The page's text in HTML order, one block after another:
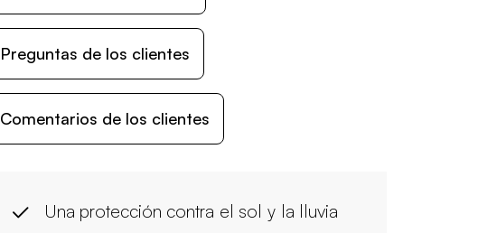
Preguntas de los clientes
Comentarios de los clientes
Una protección contra el sol y la lluvia